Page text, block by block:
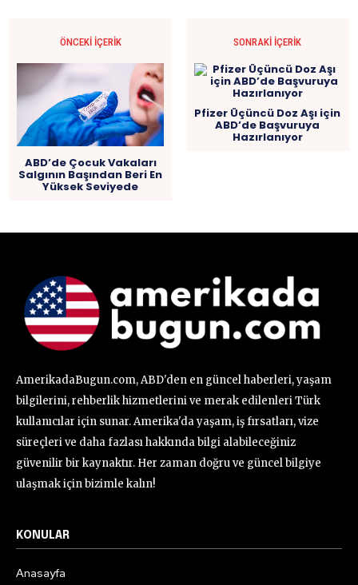
ÖNCEKI İÇERIK
ABD’de Çocuk Vakaları
Salgının Başından Beri En
Yüksek Seviyede
SONRAKI İÇERIK
Pfizer Üçüncü Doz Aşı için
ABD’de Başvuruya
Hazırlanıyor
AmerikadaBugun.com, ABD'den en güncel haberleri, yaşam
bilgilerini, rehberlik hizmetlerini ve merak edilenleri Türk
kullanıcılar için sunar. Amerika'da yaşam, iş fırsatları, vize
süreçleri ve daha fazlası hakkında bilgi alabileceğiniz
güvenilir bir kaynaktır. Her zaman doğru ve güncel bilgiye
ulaşmak için bizimle kalın!
KONULAR
Anasayfa